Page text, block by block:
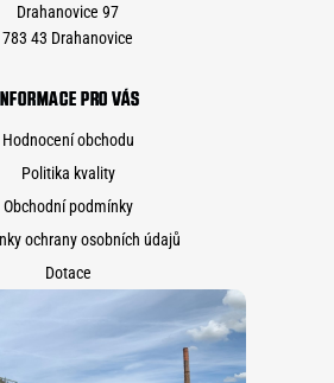
Drahanovice 97
783 43 Drahanovice
PRO VÁS
Hodnocení obchodu
Politika kvality
Obchodní podmínky
ochrany osobních údajů
Dotace